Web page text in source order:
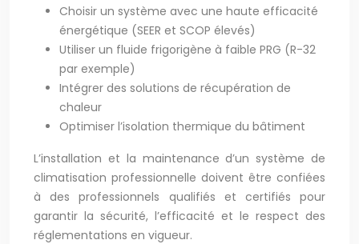
Choisir un système avec une haute efficacité
énergétique (SEER et SCOP élevés)
Utiliser un fluide frigorigène à faible PRG (R-32
par exemple)
Intégrer des solutions de récupération de
chaleur
Optimiser l’isolation thermique du bâtiment
L’installation et la maintenance d’un système de
climatisation professionnelle doivent être confiées
à des professionnels qualifiés et certifiés pour
garantir la sécurité, l’efficacité et le respect des
réglementations en vigueur.